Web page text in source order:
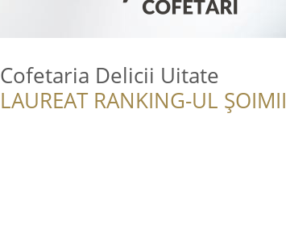
Cofetaria Delicii Uitate
LAUREAT RANKING-UL ȘOIMII